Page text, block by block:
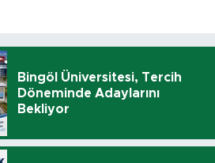
Bingöl Üniversitesi, Tercih
Döneminde Adaylarını
Bekliyor